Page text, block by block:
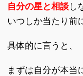
自分の星と相談し
いつしか当たり前
具体的に言うと、
まずは自分が本当